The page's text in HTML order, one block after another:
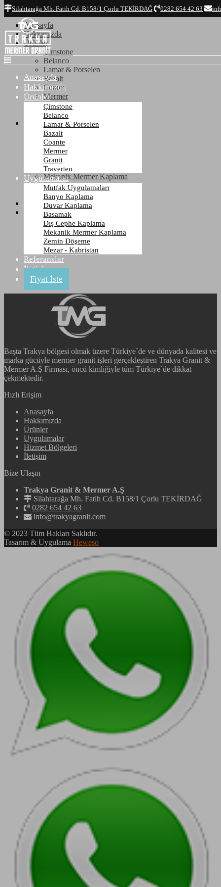
Top
Anasayfa
Hakkımızda
Ürünler
Çimstone
Belanco
Lamar & Porselen
Bazalt
Coante
Mermer
Granit
Traverten
Uygulamalar
Mutfak Uygulamaları
Banyo Kaplama
Duvar Kaplama
Basamak
Dış Cephe Kaplama
Mekanik Mermer Kaplama
Zemin Döşeme
Mezar - Kabristan
Referanslar
İletişim
Silahtarağa Mh. Fatih Cd. B158/1 Çorlu TEKİRDAĞ 0282 654 42 63
Anasayfa
Hakkımızda
Ürünler
Çimstone
Belanco
Lamar & Porselen
Bazalt
Coante
Mermer
Granit
Traverten
Uygulamalar
Mutfak Uygulamaları
Banyo Kaplama
Duvar Kaplama
Basamak
Dış Cephe Kaplama
Mekanik Mermer Kaplama
Zemin Döşeme
Mezar - Kabristan
Referanslar
İletişim
Fiyat İste
Anasayfa
Ürünler
BEYAZ
Başta Trakya bölgesi olmak üzere Türkiye´de ve dünyada kalitesi ve
marka gücüyle mermer granit işleri gerçekleştiren Trakya Granit &
Mermer A.Ş Firması, öncü kimliğiyle tüm Türkiye´de dikkat
çekmektedir.
Hızlı Erişim
Anasayfa
Hakkımızda
Ürünler
Uygulamalar
Hizmet Bölgeleri
İletişim
Bize Ulaşın
Trakya Granit & Mermer A.Ş
Silahtarağa Mh. Fatih Cd. B158/1 Çorlu TEKİRDAĞ
0282 654 42 63
info@trakyagranit.com
© 2023 Tüm Hakları Saklıdır.
Tasarım & Uygulama Heweso